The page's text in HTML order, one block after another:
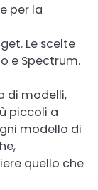
per la
Le scelte
e Spectrum.
di modelli,
piccoli a
modello di
quello che